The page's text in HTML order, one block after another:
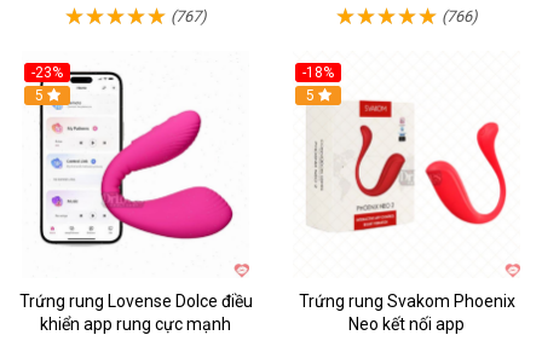
(767) (766)
-23%
Hot
5
Trứng rung Lovense Dolce điều
khiển app rung cực mạnh
-18%
Hot
5
Trứng rung Svakom Phoenix
Neo kết nối app